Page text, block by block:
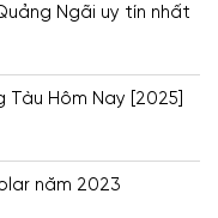
Ngãi uy tín nhất
Tàu Hôm Nay [2025]
năm 2023